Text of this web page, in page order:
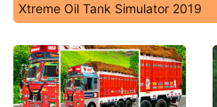
Xtreme Oil Tank Simulator 2019